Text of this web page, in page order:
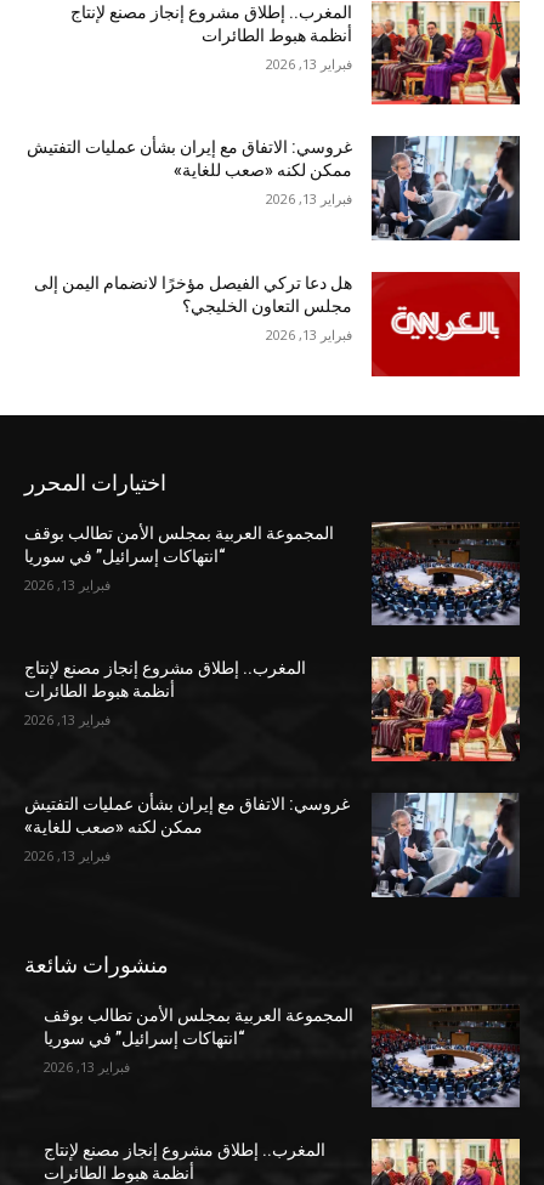
المغرب.. إطلاق مشروع إنجاز مصنع لإنتاج
أنظمة هبوط الطائرات
فبراير 13, 2026
غروسي: الاتفاق مع إيران بشأن عمليات التفتيش
ممكن لكنه «صعب للغاية»
فبراير 13, 2026
هل دعا تركي الفيصل مؤخرًا لانضمام اليمن إلى
مجلس التعاون الخليجي؟
فبراير 13, 2026
اختيارات المحرر
المجموعة العربية بمجلس الأمن تطالب بوقف
“انتهاكات إسرائيل” في سوريا
فبراير 13, 2026
المغرب.. إطلاق مشروع إنجاز مصنع لإنتاج
أنظمة هبوط الطائرات
فبراير 13, 2026
غروسي: الاتفاق مع إيران بشأن عمليات التفتيش
ممكن لكنه «صعب للغاية»
فبراير 13, 2026
منشورات شائعة
المجموعة العربية بمجلس الأمن تطالب بوقف
“انتهاكات إسرائيل” في سوريا
فبراير 13, 2026
المغرب.. إطلاق مشروع إنجاز مصنع لإنتاج
أنظمة هبوط الطائرات